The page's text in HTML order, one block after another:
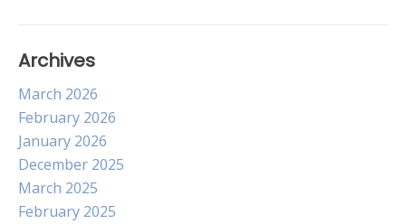
Archives
March 2026
February 2026
January 2026
December 2025
March 2025
February 2025